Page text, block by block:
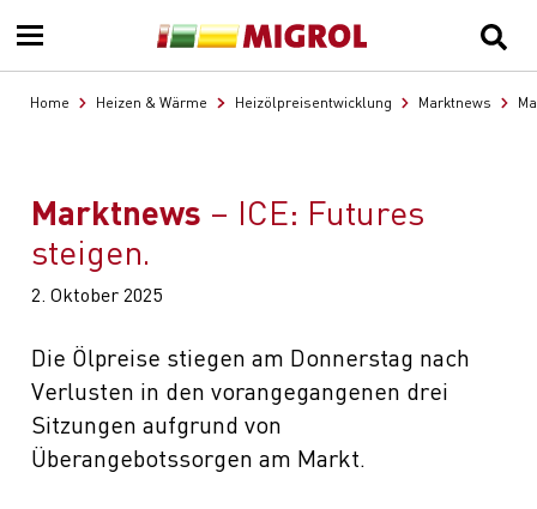
Home Heizen & Wärme Heizölpreisentwicklung Marktnews
Marktnews
ICE: Futures
steigen.
2. Oktober 2025
Die Ölpreise stiegen am Donnerstag nach
Verlusten in den vorangegangenen drei
Sitzungen aufgrund von
Überangebotssorgen am Markt.